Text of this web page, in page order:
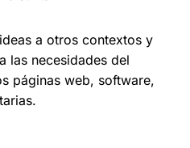
a otros contextos y
las necesidades del
páginas web, software,